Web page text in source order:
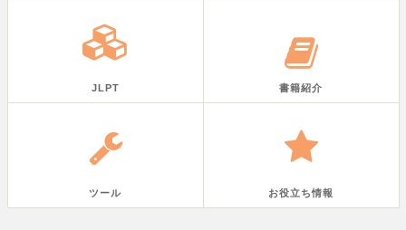
JLPT 書籍紹介
ツール お役立ち情報